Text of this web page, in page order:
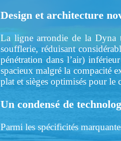
Design et architecture
La ligne arrondie de la Dyna
soufflerie, réduisant
pénétration dans l’air)
spacieux malgré la compacité
plat et sièges optimisés pour le
Un condensé de
Parmi les spécificités